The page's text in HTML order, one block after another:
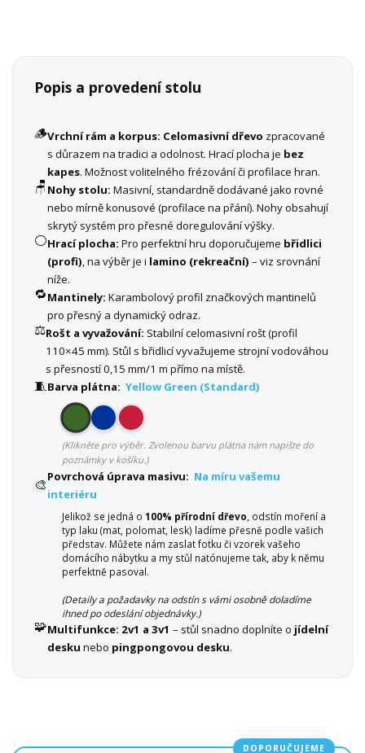
Popis a provedení stolu
🪵Vrchní rám a korpus: Celomasivní dřevo zpracované
s důrazem na tradici a odolnost. Hrací plocha je bez
kapes. Možnost volitelného frézování či profilace hran.
🪑 Nohy stolu: Masivní, standardně dodávané jako rovné
nebo mírně konusové (profilace na přání). Nohy obsahují
skrytý systém pro přesné doregulování výšky.
⚪Hrací plocha: Pro perfektní hru doporučujeme břidlici
(profi), na výběr je i lamino (rekreační) – viz srovnání
níže.
🔁Mantinely: Karambolový profil značkových mantinelů
pro přesný a dynamický odraz.
⚖️Rošt a vyvažování: Stabilní celomasivní rošt (profil
110×45 mm). Stůl s břidlicí vyvažujeme strojní vodováhou
s přesností 0,15 mm/1 m přímo na místě.
🧵Barva plátna: Yellow Green (Standard)
(Klikněte pro výběr. Zvolenou barvu plátna nám napište do
poznámky v košíku.)
🎨Povrchová úprava masivu: Na míru vašemu
interiéru
Jelikož se jedná o 100% přírodní dřevo , odstín moření a
typ laku (mat, polomat, lesk) ladíme přesně podle vašich
představ. Můžete nám zaslat fotku či vzorek vašeho
domácího nábytku a my stůl natónujeme tak, aby k němu
perfektně pasoval.
(Detaily a požadavky na odstín s vámi osobně doladíme
ihned po odeslání objednávky.)
🧩Multifunkce: 2v1 a 3v1 – stůl snadno doplníte o jídelní
desku nebo pingpongovou desku.
DOPORUČUJEME